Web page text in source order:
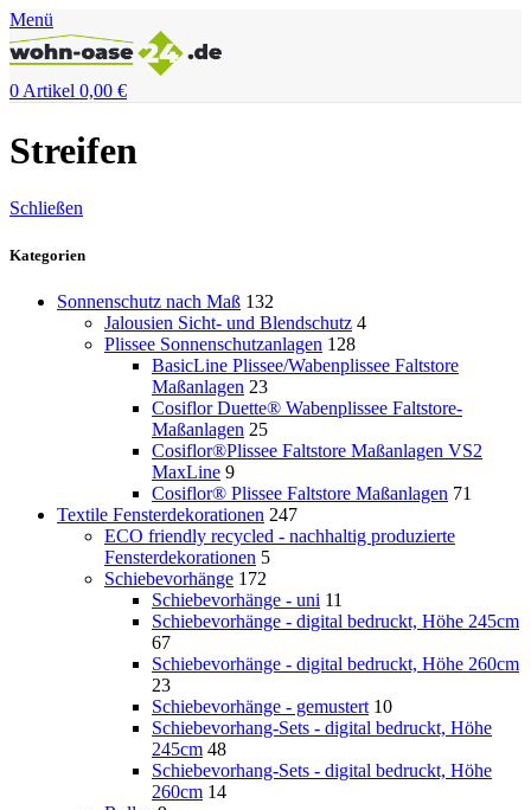
Menü
0Artikel 0,00 €
Streifen
Schließen
Kategorien
Sonnenschutz nach Maß 132
Jalousien Sicht- und Blendschutz 4
Plissee Sonnenschutzanlagen 128
BasicLine Plissee/Wabenplissee Faltstore
Maßanlagen 23
Cosiflor Duette® Wabenplissee Faltstore-
Maßanlagen 25
Cosiflor®Plissee Faltstore Maßanlagen VS2
MaxLine 9
Cosiflor® Plissee Faltstore Maßanlagen 71
Textile Fensterdekorationen 247
ECO friendly recycled - nachhaltig produzierte
Fensterdekorationen 5
Schiebevorhänge 172
Schiebevorhänge - uni 11
Schiebevorhänge - digital bedruckt, Höhe 245cm
67
Schiebevorhänge - digital bedruckt, Höhe 260cm
23
Schiebevorhänge - gemustert 10
Schiebevorhang-Sets - digital bedruckt, Höhe
245cm 48
Schiebevorhang-Sets - digital bedruckt, Höhe
260cm 14